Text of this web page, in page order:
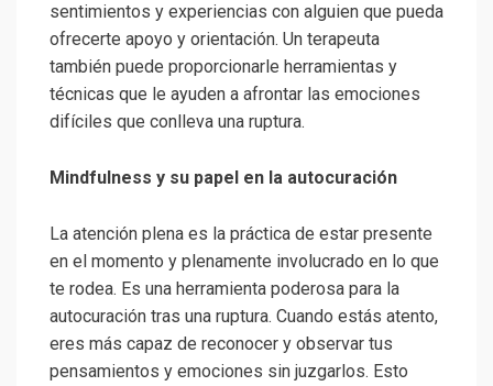
sentimientos y experiencias con alguien que pueda
ofrecerte apoyo y orientación. Un terapeuta
también puede proporcionarle herramientas y
técnicas que le ayuden a afrontar las emociones
difíciles que conlleva una ruptura.
Mindfulness y su papel en la autocuración
La atención plena es la práctica de estar presente
en el momento y plenamente involucrado en lo que
te rodea. Es una herramienta poderosa para la
autocuración tras una ruptura. Cuando estás atento,
eres más capaz de reconocer y observar tus
pensamientos y emociones sin juzgarlos. Esto